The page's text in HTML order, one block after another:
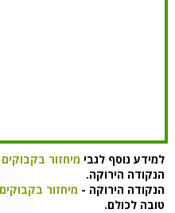
למידע נוסף לגבי מיחזור
הנקודה הירוקה.
הנקודה הירוקה - מיחזור
טובה לכולם.